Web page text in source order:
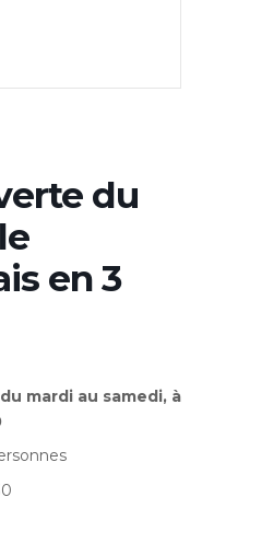
du
en 3
mardi au samedi, à